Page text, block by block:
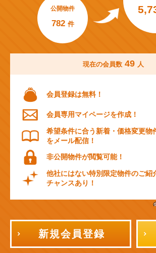
公開物件
782 件
現在の会員数 49 人
会員登録は無料！
会員専用マイページを作成！
希望条件に合う新着・価格変更物
をメール配信！
非公開物件が閲覧可能！
他社にはない特別限定物件のご紹
チャンスあり！
新規会員登録